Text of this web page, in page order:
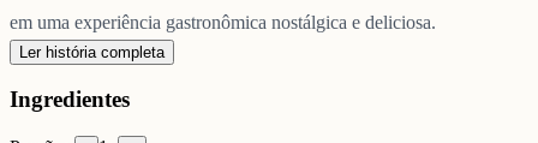
em uma experiência gastronômica nostálgica e deliciosa.
Ler história completa
Ingredientes